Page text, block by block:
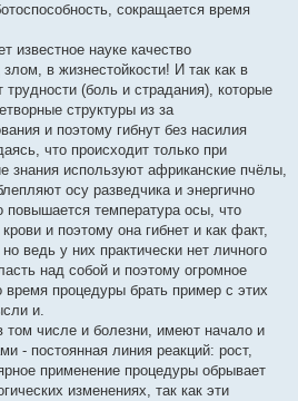
сокращается время
известное науке качество
в жизнестойкости! И так как в
(боль и страдания), которые
структуры из за
и поэтому гибнут без насилия
что происходит только при
знания используют африканские пчёлы,
осу разведчика и энергично
повышается температура осы, что
и поэтому она гибнет и как факт,
ведь у них практически нет личного
над собой и поэтому огромное
процедуры брать пример с этих
и.
том числе и болезни, имеют начало и
- постоянная линия реакций: рост,
применение процедуры обрывает
изменениях, так как эти